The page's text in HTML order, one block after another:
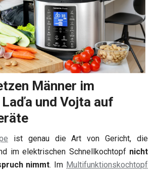
Männer im
und Vojta auf
ist genau die Art von Gericht, die
im elektrischen Schnellkochtopf nicht
nimmt. Im Multifunktionskochtopf